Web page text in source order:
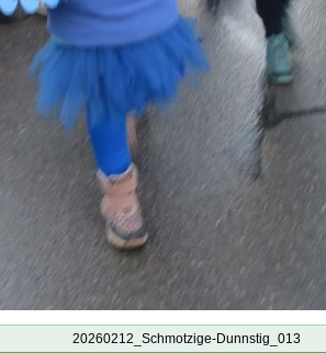
20260212_Schmotzige-Dunnstig_013